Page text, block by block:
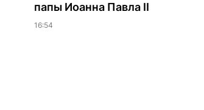
папы Иоанна Павла II
16:54